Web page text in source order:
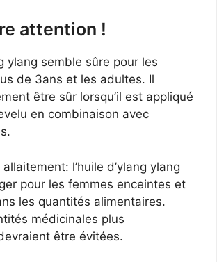
attention !
ylang semble sûre pour les
de 3ans et les adultes. Il
être sûr lorsqu’il est appliqué
en combinaison avec
l’huile d’ylang ylang
pour les femmes enceintes et
les quantités alimentaires.
médicinales plus
être évitées.